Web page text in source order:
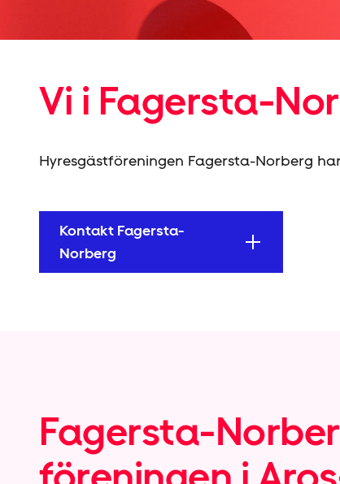
Vi i Fagersta-
Hyresgäst­föreningen Fagersta-Norberg
Kontakt Fagersta-
Norberg
Fagersta-